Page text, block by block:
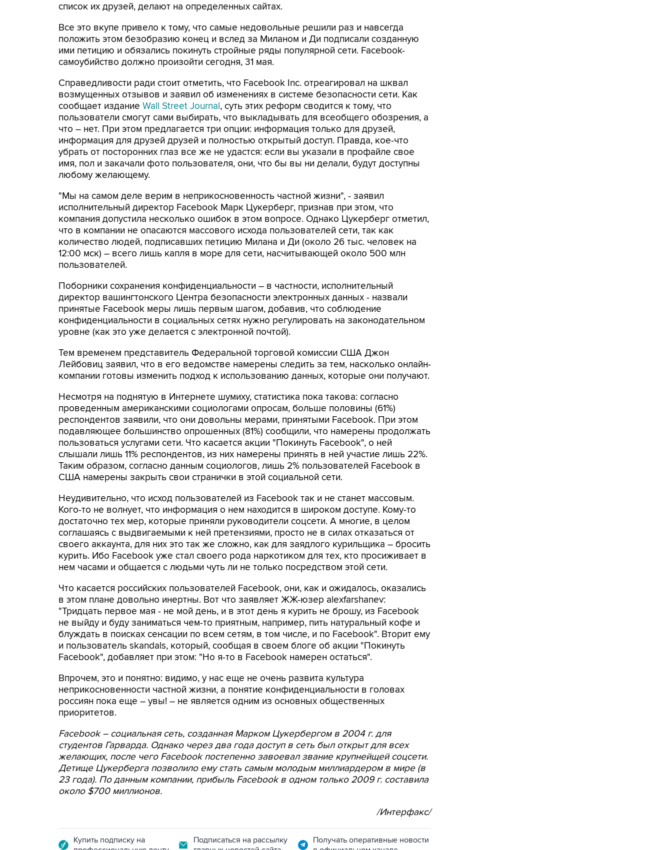
список их друзей, делают на определенных сайтах.
Все это вкупе привело к тому, что самые недовольные решили раз и навсегда
положить этом безобразию конец и вслед за Миланом и Ди подписали созданную
ими петицию и обязались покинуть стройные ряды популярной сети. Facebook-
самоубийство должно произойти сегодня, 31 мая.
Справедливости ради стоит отметить, что Facebook Inc. отреагировал на шквал
возмущенных отзывов и заявил об изменениях в системе безопасности сети. Как
сообщает издание Wall Street Journal, суть этих реформ сводится к тому, что
пользователи смогут сами выбирать, что выкладывать для всеобщего обозрения, а
что – нет. При этом предлагается три опции: информация только для друзей,
информация для друзей друзей и полностью открытый доступ. Правда, кое-что
убрать от посторонних глаз все же не удастся: если вы указали в профайле свое
имя, пол и закачали фото пользователя, они, что бы вы ни делали, будут доступны
любому желающему.
"Мы на самом деле верим в неприкосновенность частной жизни", - заявил
исполнительный директор Facebook Марк Цукерберг, признав при этом, что
компания допустила несколько ошибок в этом вопросе. Однако Цукерберг отметил,
что в компании не опасаются массового исхода пользователей сети, так как
количество людей, подписавших петицию Милана и Ди (около 26 тыс. человек на
12:00 мск) – всего лишь капля в море для сети, насчитывающей около 500 млн
пользователей.
Поборники сохранения конфиденциальности – в частности, исполнительный
директор вашингтонского Центра безопасности электронных данных - назвали
принятые Facebook меры лишь первым шагом, добавив, что соблюдение
конфиденциальности в социальных сетях нужно регулировать на законодательном
уровне (как это уже делается с электронной почтой).
Тем временем представитель Федеральной торговой комиссии США Джон
Лейбовиц заявил, что в его ведомстве намерены следить за тем, насколько онлайн-
компании готовы изменить подход к использованию данных, которые они получают.
Несмотря на поднятую в Интернете шумиху, статистика пока такова: согласно
проведенным американскими социологами опросам, больше половины (61%)
респондентов заявили, что они довольны мерами, принятыми Facebook. При этом
подавляющее большинство опрошенных (81%) сообщили, что намерены продолжать
пользоваться услугами сети. Что касается акции "Покинуть Facebook", о ней
слышали лишь 11% респондентов, из них намерены принять в ней участие лишь 22%.
Таким образом, согласно данным социологов, лишь 2% пользователей Facebook в
США намерены закрыть свои странички в этой социальной сети.
Неудивительно, что исход пользователей из Facebook так и не станет массовым.
Кого-то не волнует, что информация о нем находится в широком доступе. Кому-то
достаточно тех мер, которые приняли руководители соцсети. А многие, в целом
соглашаясь с выдвигаемыми к ней претензиями, просто не в силах отказаться от
своего аккаунта, для них это так же сложно, как для заядлого курильщика – бросить
курить. Ибо Facebook уже стал своего рода наркотиком для тех, кто просиживает в
нем часами и общается с людьми чуть ли не только посредством этой сети.
Что касается российских пользователей Facebook, они, как и ожидалось, оказались
в этом плане довольно инертны. Вот что заявляет ЖЖ-юзер аlexfarshanev:
"Тридцать первое мая - не мой день, и в этот день я курить не брошу, из Facebook
не выйду и буду заниматься чем-то приятным, например, пить натуральный кофе и
блуждать в поисках сенсации по всем сетям, в том числе, и по Facebook". Вторит ему
и пользователь skandals, который, сообщая в своем блоге об акции "Покинуть
Facebook", добавляет при этом: "Но я-то в Facebook намерен остаться".
Впрочем, это и понятно: видимо, у нас еще не очень развита культура
неприкосновенности частной жизни, а понятие конфиденциальности в головах
россиян пока еще – увы! – не является одним из основных общественных
приоритетов.
Facebook – социальная сеть, созданная Марком Цукербергом в 2004 г. для
студентов Гарварда. Однако через два года доступ в сеть был открыт для всех
желающих, после чего Facebook постепенно завоевал звание крупнейщей соцсети.
Детище Цукерберга позволило ему стать самым молодым миллиардером в мире (в
23 года). По данным компании, прибыль Facebook в одном только 2009 г. составила
около $700 миллионов.
/Интерфакс/
Купить подписку на
Подписаться на рассылку
Получать оперативные новости